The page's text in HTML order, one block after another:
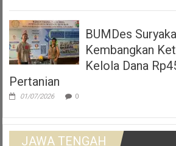
BUMDes
Kembangkan
Kelola Dana
Pertanian
01/07/2026 0
JAWA TENGAH